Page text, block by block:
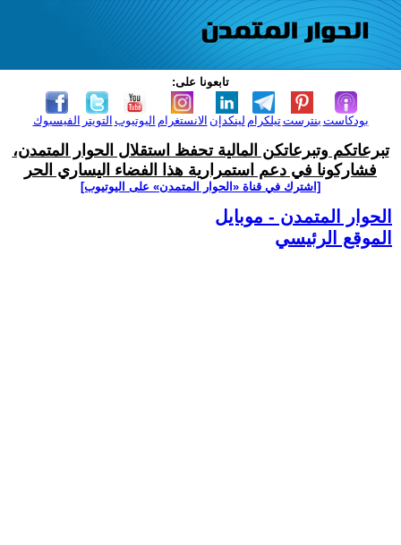
تابعونا على:
الفيسبوك التويتر اليوتيوب الانستغرام لينكدإن تيلكرامبنترست بودكاست
تبرعاتكم وتبرعاتكن المالية تحفظ استقلال الحوار المتمدن،
فشاركونا في دعم استمرارية هذا الفضاء اليساري الحر
[اشترك في قناة ‫«الحوار المتمدن» على اليوتيوب]
الحوار المتمدن - موبايل
الموقع الرئيسي